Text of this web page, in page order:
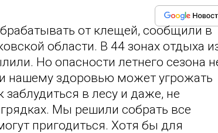
от клещей, сообщили в
области. В 44 зонах отдыха
Но опасности летнего сезона
нашему здоровью может угрожать
в лесу и даже, не
Мы решили собрать все
пригодиться. Хотя бы для